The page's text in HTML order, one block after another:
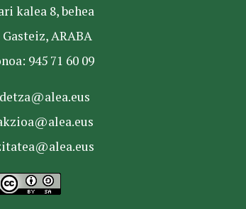
kalea 8, behea
Gasteiz, ARABA
945 71 60 09